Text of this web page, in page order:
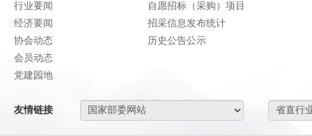
行业要闻
经济要闻
协会动态
会员动态
党建园地
自愿招标（采购）项目
招采信息发布统计
历史公告公示
友情链接